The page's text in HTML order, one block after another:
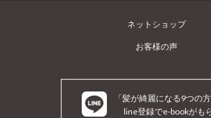
ネットショップ
お客様の声
「髪が綺麗になる9つの方
line登録でe-bookがも